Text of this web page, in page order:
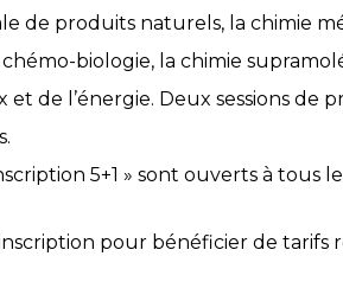
de produits naturels, la chimie
biologie, la chimie
et de l’énergie. Deux sessions de
5+1 » sont ouverts à tous
pour bénéficier de tarifs